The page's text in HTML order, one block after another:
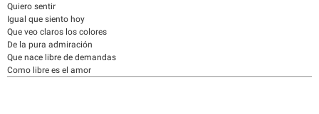
Quiero sentir
Igual que siento hoy
Que veo claros los colores
De la pura admiración
Que nace libre de demandas
Como libre es el amor